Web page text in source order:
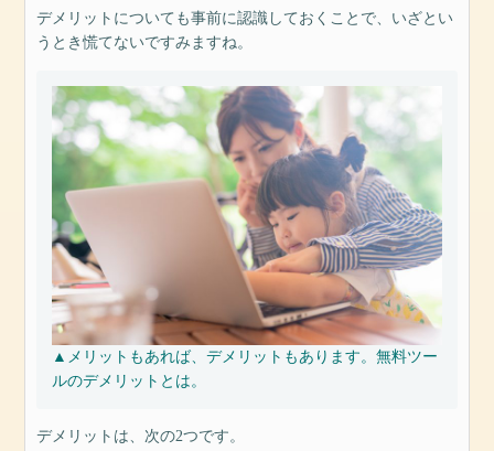
デメリットについても事前に認識しておくことで、いざとい
うとき慌てないですみますね。
▲メリットもあれば、デメリットもあります。無料ツー
ルのデメリットとは。
デメリットは、次の2つです。